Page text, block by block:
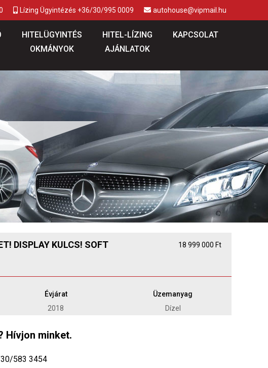
Lízing Ügyintézés +36/30/995 0009 autohouse@vipmail.hu
HITELÜGYINTÉS
OKMÁNYOK
HITEL-LÍZING
AJÁNLATOK
KAPCSOLAT
DISPLAY KULCS! SOFT
18 999 000 Ft
Évjárat
2018
Üzemanyag
Dízel
Hívjon minket.
583 3454